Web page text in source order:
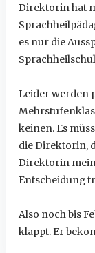
Direktorin hat
es nur die
Leider werden
keinen. Es
die Direktorin,
Direktorin
Entscheidung
Also noch bis
klappt. Er